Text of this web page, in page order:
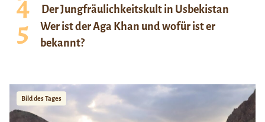
Der Jungfräulichkeitskult in Usbekistan
Wer ist der Aga Khan und wofür ist er
bekannt?
Bild des Tages